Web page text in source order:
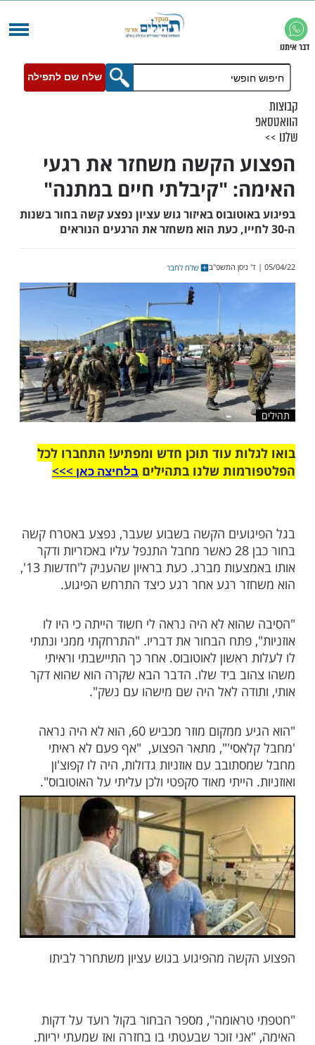
שלח שם לתפילה
הקשה משחזר את רגעי
"קיבלתי חיים במתנה"
באיזור גוש עציון נפצע קשה בחור בשנות
שלח לחבר
עוד תוכן חדש ומפתיע! התחברו לכל
שלנו בתהיליםבלחיצה כאן >>>​
הקשה בשבוע שעבר, נפצע באטרח קשה
בחור כבן 28 כאשר מחבל התנפל עליו באכזריות ודקר
רגע אחר רגע כיצד התרחש הפיגוע.
לא היה נראה לי חשוד הייתה כי היו לו
פתח הבחור את דבריו. "התרחקתי ממני ונתתי
לאוטובוס. אחר כך התיישבתי וראיתי
ביד שלו. הדבר הבא שקרה הוא שהוא דקר
לאל היה שם מישהו עם נשק".
"הוא הגיע ממקום מוזר מכביש 60, הוא לא היה נראה
מתאר הפצוע, "אף פעם לא ראיתי
עם אוזניות גדולות, היה לו קפוצ'ון